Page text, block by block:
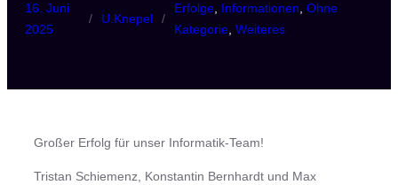
16. Juni
2025
/ U.Knepel /
Erfolge, Informationen Ohne
Kategorie, Weiteres
Großer Erfolg für unser Informatik-Team!
Tristan Schiemenz, Konstantin Bernhardt und Max